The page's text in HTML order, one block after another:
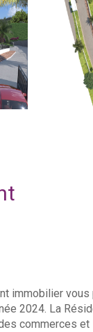
immobilier
2024. La
commerces